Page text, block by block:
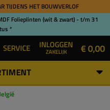
TIJDENS HET BOUWVERLOF
Folieplinten (wit & zwart) - t/m 31
*
SERVICE INLOGGEN
ZAKELIJK € 0,00